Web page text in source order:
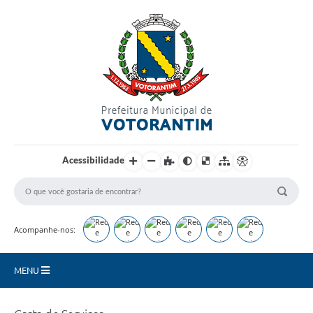
Acessibilidade
Acompanhe-nos:
MENU